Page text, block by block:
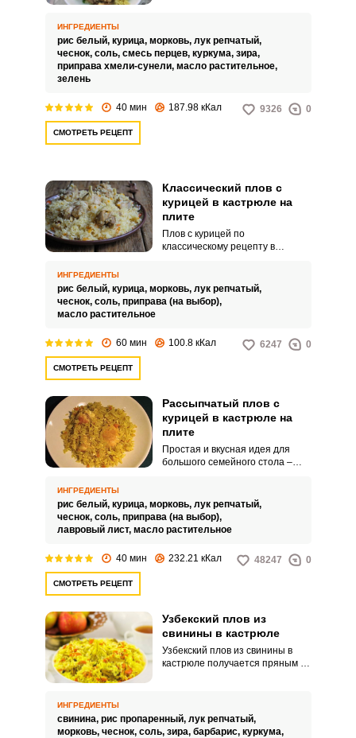
можно в кастрюле.
ИНГРЕДИЕНТЫ
рис белый, курица, морковь, лук репчатый,
чеснок, соль, смесь перцев, куркума, зира,
приправа хмели-сунели, масло растительное,
зелень
40 мин 187.98 кКал 9326 0
СМОТРЕТЬ РЕЦЕПТ
Классический плов с
курицей в кастрюле на
плите
Плов с курицей по
классическому рецепту в
Яркое блюдо можно приготовить
в кастрюле.
ИНГРЕДИЕНТЫ
рис белый, курица, морковь, лук репчатый,
чеснок, соль, приправа (на выбор),
масло растительное
60 мин 100.8 кКал 6247 0
СМОТРЕТЬ РЕЦЕПТ
Рассыпчатый плов с
курицей в кастрюле на
плите
Простая и вкусная идея для
большого семейного стола –
кастрюле.
ИНГРЕДИЕНТЫ
рис белый, курица, морковь, лук репчатый,
чеснок, соль, приправа (на выбор),
лавровый лист, масло растительное
40 мин 232.21 кКал 48247 0
СМОТРЕТЬ РЕЦЕПТ
Узбекский плов из
свинины в кастрюле
Узбекский плов из свинины в
кастрюле получается пряным и
интересным приготовлением и
ярким вкусом готового продукта.
ИНГРЕДИЕНТЫ
свинина, рис пропаренный, лук репчатый,
морковь, чеснок, соль, зира, барбарис, куркума,